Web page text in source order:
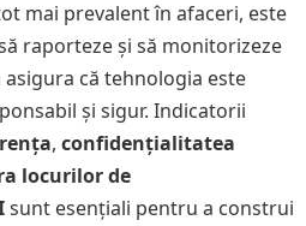
mai prevalent în afaceri, este
raporteze și să monitorizeze
că tehnologia este
și sigur. Indicatorii
, confidențialitatea
locurilor de
sunt esențiali pentru a construi